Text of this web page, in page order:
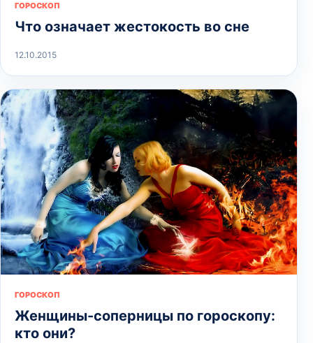
ГОРОСКОП
Что означает жестокость во сне
12.10.2015
ГОРОСКОП
Женщины-соперницы по гороскопу:
кто они?